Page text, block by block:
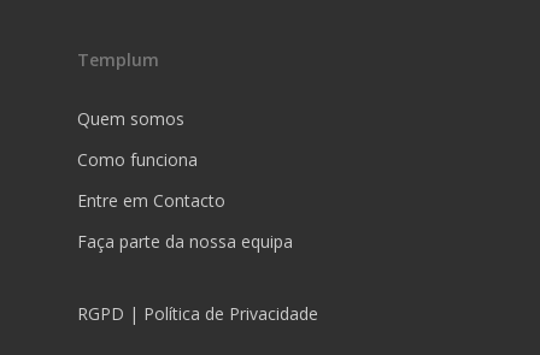
Templum
Quem somos
Como funciona
Entre em Contacto
Faça parte da nossa equipa
RGPD | Política de Privacidade